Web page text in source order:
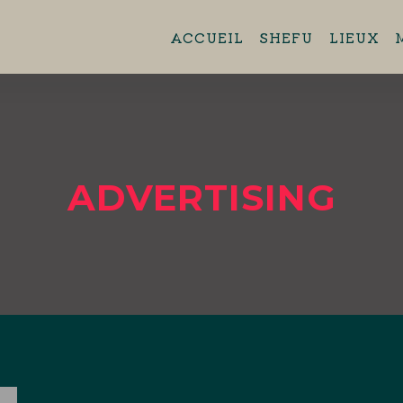
ACCUEIL SHEFU LIEUX
ADVERTISING
11h45 - 13h45 Brasserie
44880 Sautron.